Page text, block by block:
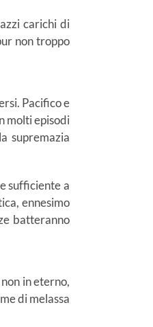
carichi di
non troppo
Pacifico e
molti episodi
supremazia
sufficiente a
ennesimo
batteranno
in eterno,
di melassa